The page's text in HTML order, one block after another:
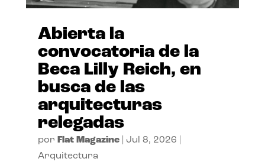
Abierta la
convocatoria de la
Beca Lilly Reich, en
busca de las
arquitecturas
relegadas
por Flat Magazine| Jul 8, 2026
Arquitectura